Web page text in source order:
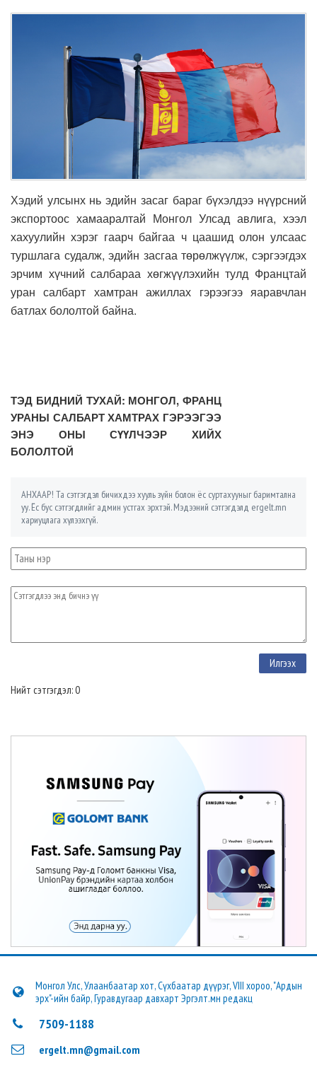
Хэдий улсынх нь эдийн засаг бараг бүхэлдээ нүүрсний
экспортоос хамааралтай Монгол Улсад авлига, хээл
хахуулийн хэрэг гаарч байгаа ч цаашид олон улсаас
туршлага судалж, эдийн засгаа төрөлжүүлж, сэргээгдэх
эрчим хүчний салбараа хөгжүүлэхийн тулд Францтай
уран салбарт хамтран ажиллах гэрээгээ яаравчлан
батлах бололтой байна.
ТЭД БИДНИЙ ТУХАЙ: МОНГОЛ, ФРАНЦ
УРАНЫ САЛБАРТ ХАМТРАХ ГЭРЭЭГЭЭ
ЭНЭ ОНЫ СҮҮЛЧЭЭР ХИЙХ
БОЛОЛТОЙ
АНХААР! Та сэтгэгдэл бичихдээ хууль зүйн болон ёс суртахууныг баримтална
уу. Ёс бус сэтгэгдлийг админ устгах эрхтэй. Мэдээний сэтгэгдэлд ergelt.mn
хариуцлага хүлээхгүй.
Нийт сэтгэгдэл: 0
Монгол Улс, Улаанбаатар хот, Сүхбаатар дүүрэг, VIII хороо, "Ардын
эрх"-ийн байр, Гуравдугаар давхарт Эргэлт.мн редакц
7509-1188
ergelt.mn@gmail.com